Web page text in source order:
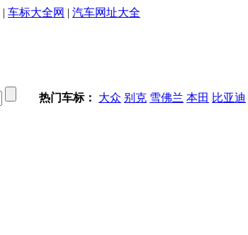
| 车标大全网 | 汽车网址大全
热门车标： 大众 别克 雪佛兰 本田 比亚迪